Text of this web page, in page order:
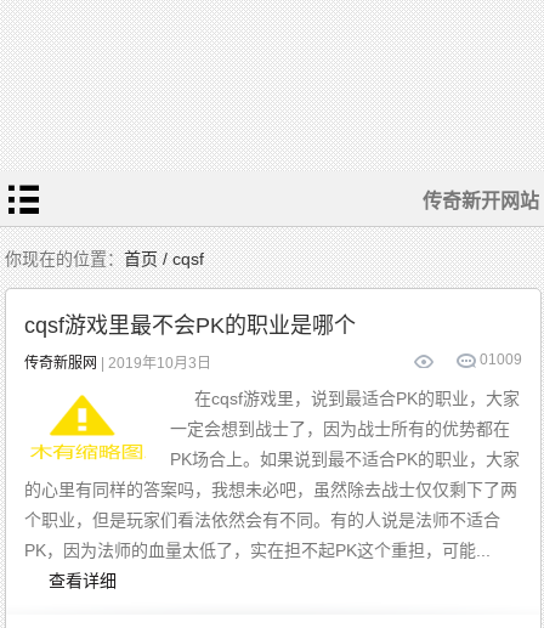
传奇新开网站
你现在的位置：首页 / cqsf
cqsf游戏里最不会PK的职业是哪个
1009
0
传奇新服网 | 2019年10月3日
在cqsf游戏里，说到最适合PK的职业，大家
一定会想到战士了，因为战士所有的优势都在
PK场合上。如果说到最不适合PK的职业，大家
的心里有同样的答案吗，我想未必吧，虽然除去战士仅仅剩下了两
个职业，但是玩家们看法依然会有不同。有的人说是法师不适合
PK，因为法师的血量太低了，实在担不起PK这个重担，可能...
查看详细